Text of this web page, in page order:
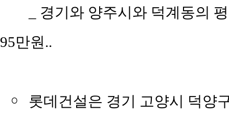
경기와 양주시와 덕계동의
95만원..
￮
롯데건설은 경기 고양시 덕양